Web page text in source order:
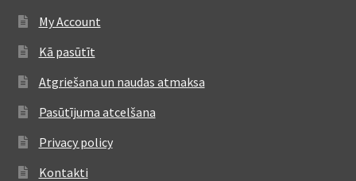
My Account
Kā pasūtīt
Atgriešana un naudas atmaksa
Pasūtījuma atcelšana
Privacy policy
Kontakti